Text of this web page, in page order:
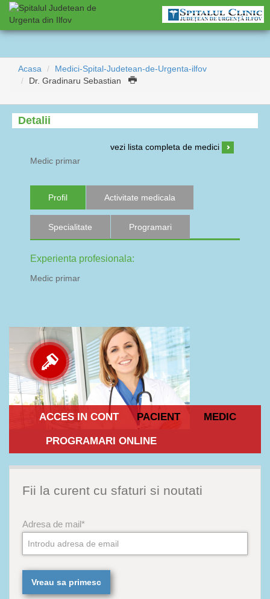
Acasa
Medici-Spital-Judetean-de-Urgenta-ilfov
Dr. Gradinaru Sebastian
Detalii
vezi lista completa de medici
Medic primar
Profil Activitate medicala
Specialitate Programari
Experienta profesionala:
Medic primar
ACCES IN CONT PACIENT MEDIC
PROGRAMARI ONLINE
Fii la curent cu sfaturi si noutati
Adresa de mail*